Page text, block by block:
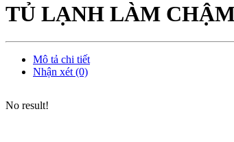
TỦ LẠNH LÀM
Mô tả chi tiết
Nhận xét (0)
No result!